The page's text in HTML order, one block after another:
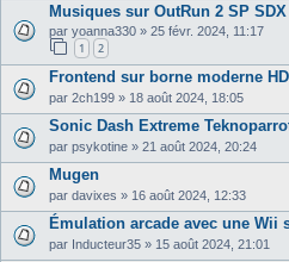
Musiques sur OutRun 2 SP SDX
par yoanna330 » 25 févr. 2024, 11:17
1 2
Frontend sur borne moderne HD
par 2ch199 » 18 août 2024, 18:05
Sonic Dash Extreme
par psykotine » 21 août 2024, 20:24
Mugen
par davixes » 16 août 2024, 12:33
Émulation arcade avec une Wii
par Inducteur35 » 15 août 2024, 21:01